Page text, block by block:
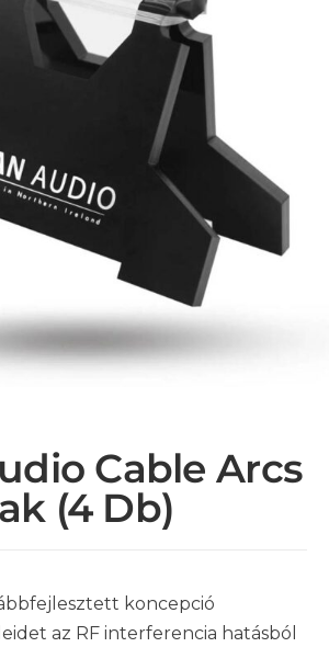
Cable Arcs
(4 Db)
koncepció
az RF interferencia hatásból